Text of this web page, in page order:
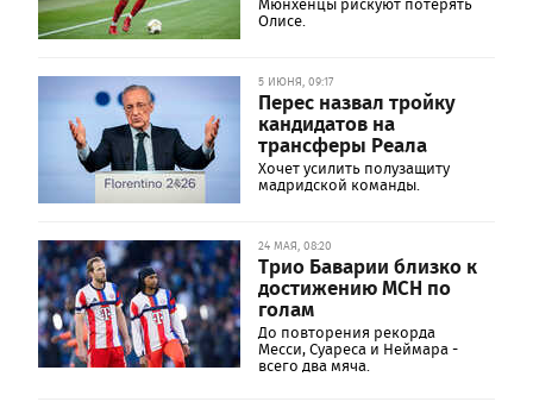
Олисе.
5 ИЮНЯ, 09:17
Перес назвал тройку
кандидатов на
трансферы Реала
Хочет усилить полузащиту
мадридской команды.
24 МАЯ, 08:20
Трио Баварии близко к
достижению МСН по
голам
До повторения рекорда
Месси, Суареса и Неймара -
всего два мяча.